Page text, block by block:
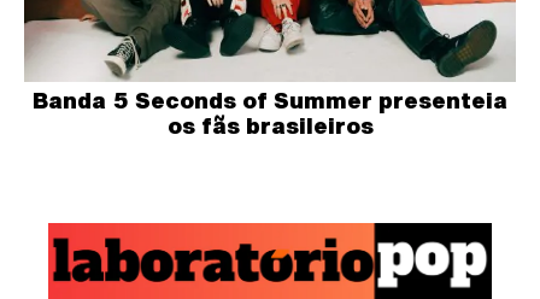
Banda 5 Seconds of Summer presenteia
os fãs brasileiros